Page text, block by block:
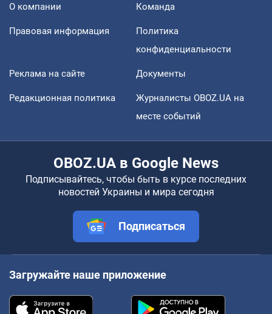
О компании Команда
Правовая информация
Политика
конфиденциальности
Реклама на сайте Документы
Редакционная политика
Журналисты OBOZ.UA на
месте событий
OBOZ.UA в Google News
Подписывайтесь, чтобы быть в курсе последних
новостей Украины и мира сегодня
Подписаться
Загружайте наше приложение